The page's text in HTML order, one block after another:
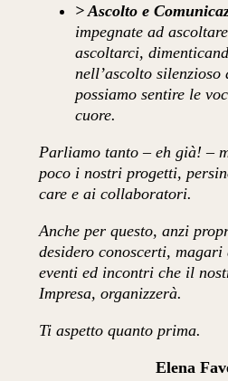
> Ascolto e
impegnate ad
ascoltarci,
nell’ascolto silenzioso
possiamo sentire le
cuore.
Parliamo tanto – eh già! –
poco i nostri progetti,
care e ai collaboratori.
Anche per questo, anzi
desidero conoscerti,
eventi ed incontri che il
Impresa, organizzerà.
Ti aspetto quanto prima.
Elena